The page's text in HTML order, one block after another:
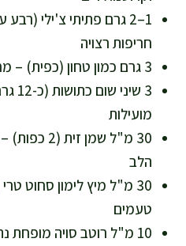
1–2 גרם פתיתי צ'ילי
חריפות רצויה
3 גרם כמון טחון (כפית) – מחזק ארומה ותומך בעיכול
3
מועילות
30 מ"ל שמן
הלב
טעמים